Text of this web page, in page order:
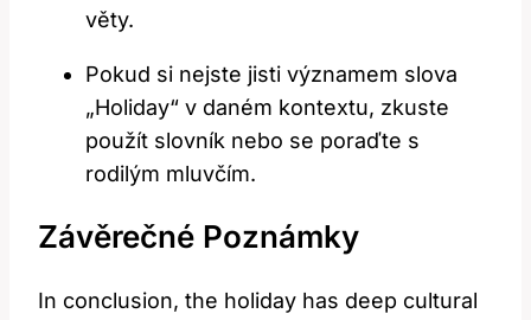
věty.
Pokud si nejste jisti významem slova
„Holiday“ v daném kontextu, zkuste
použít slovník nebo se poraďte s
rodilým mluvčím.
Závěrečné Poznámky
In conclusion, the holiday has deep cultural